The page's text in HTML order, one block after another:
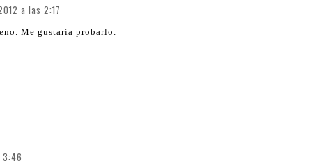
a las 2:17
Me gustaría probarlo.